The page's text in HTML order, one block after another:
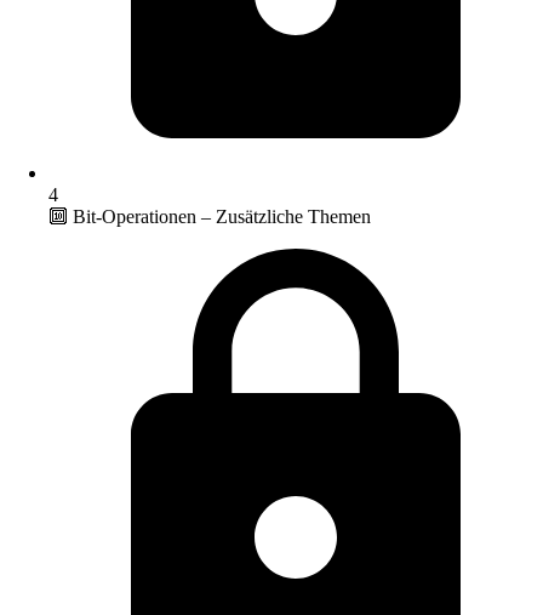
4
🔟 Bit-Operationen – Zusätzliche Themen